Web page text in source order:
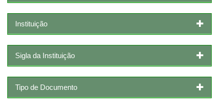
Instituição
Sigla da Instituição
Tipo de Documento